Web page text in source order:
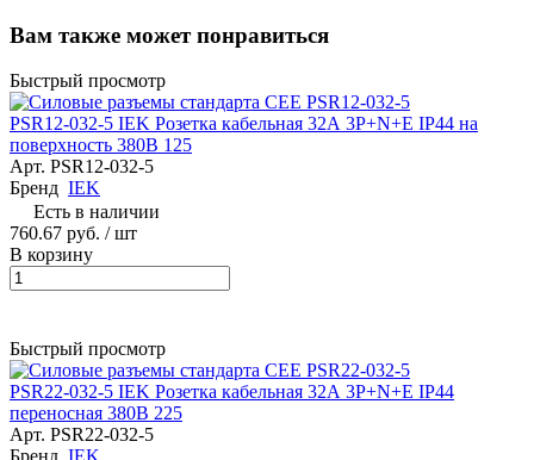
Вам также может понравиться
Быстрый просмотр
PSR12-032-5 IEK Розетка кабельная 32А 3Р+N+Е IР44 на
поверхность 380В 125
Арт. PSR12-032-5
Бренд IEK
Есть в наличии
760.67 руб. / шт
В корзину
Быстрый просмотр
PSR22-032-5 IEK Розетка кабельная 32А 3Р+N+Е IР44
переносная 380В 225
Арт. PSR22-032-5